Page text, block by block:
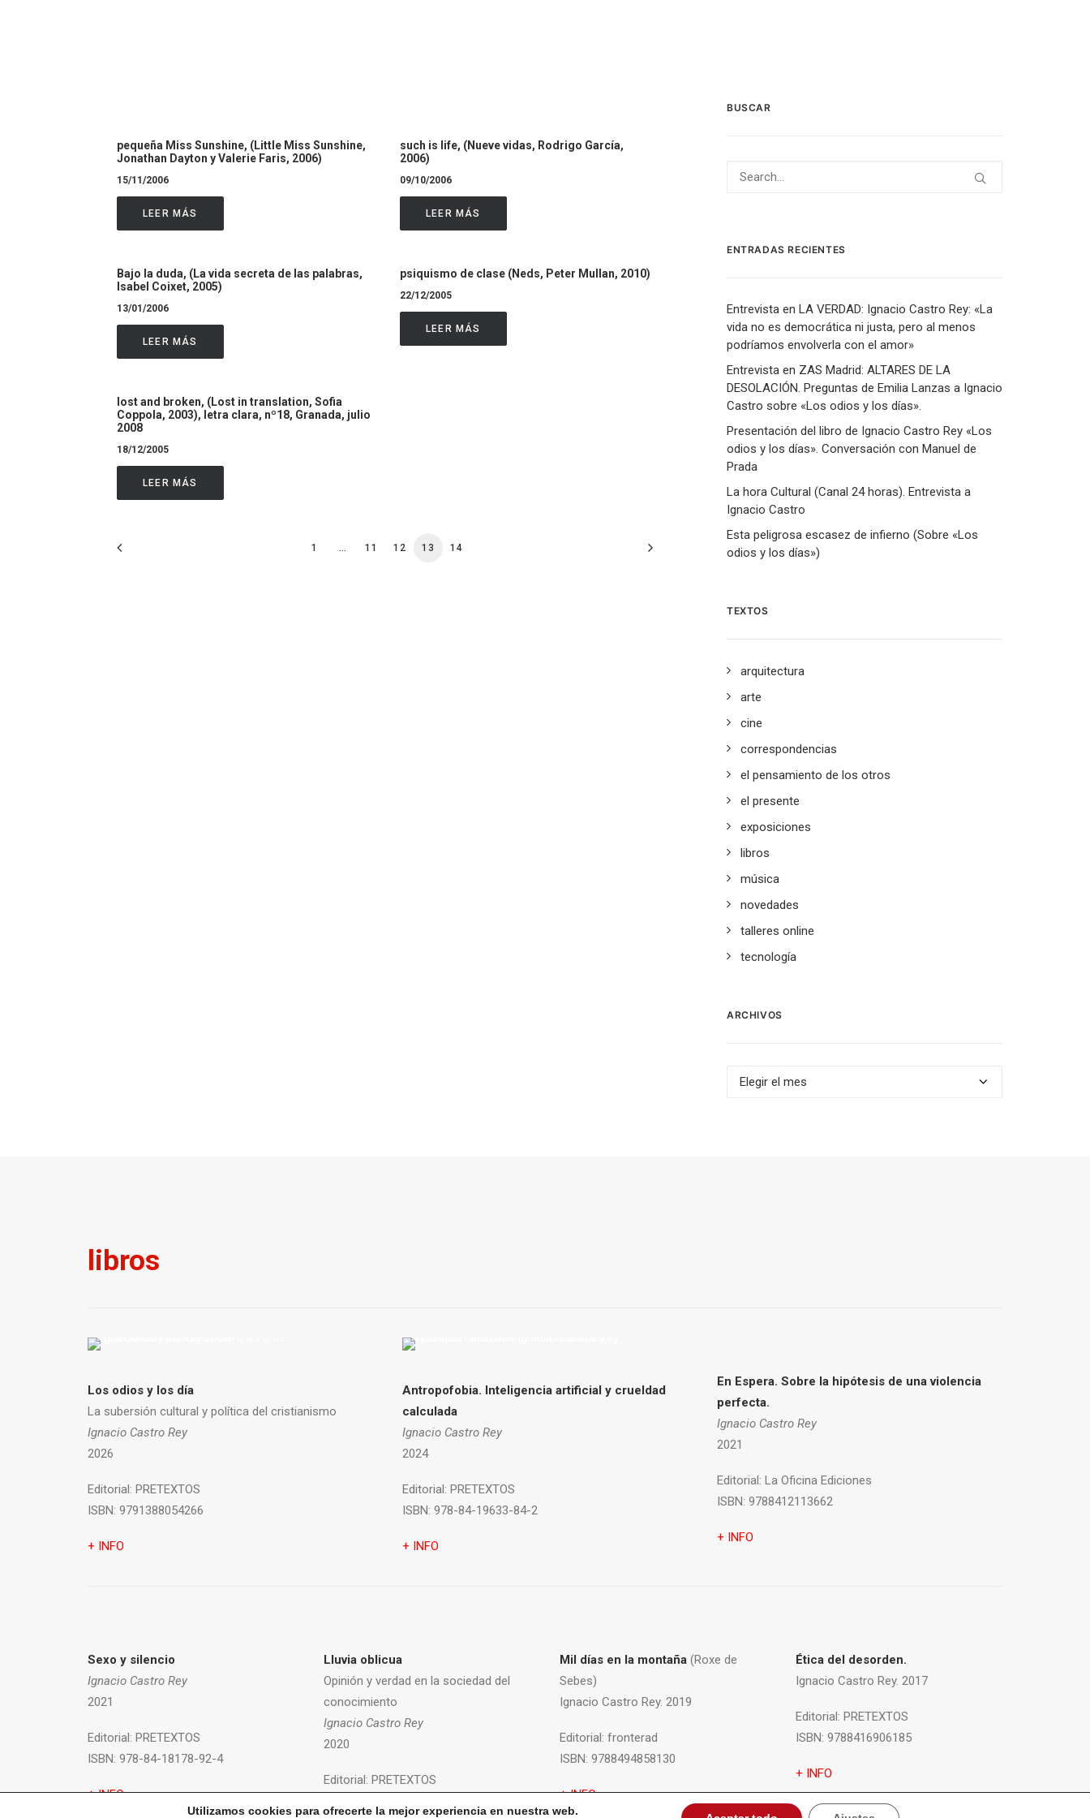
pequeña Miss Sunshine, (Little Miss Sunshine,
Jonathan Dayton y Valerie Faris, 2006)
15/11/2006
LEER MÁS
such is life, (Nueve vidas, Rodrigo García,
2006)
09/10/2006
LEER MÁS
Bajo la duda, (La vida secreta de las palabras,
Isabel Coixet, 2005)
13/01/2006
LEER MÁS
psiquismo de clase (Neds, Peter Mullan, 2010)
22/12/2005
LEER MÁS
lost and broken, (Lost in translation, Sofia
Coppola, 2003), letra clara, nº18, Granada, julio
2008
18/12/2005
LEER MÁS
1 … 11 12 13 14
BUSCAR
ENTRADAS RECIENTES
Entrevista en LA VERDAD: Ignacio Castro Rey: «La
vida no es democrática ni justa, pero al menos
podríamos envolverla con el amor»
Entrevista en ZAS Madrid: ALTARES DE LA
DESOLACIÓN. Preguntas de Emilia Lanzas a Ignacio
Castro sobre «Los odios y los días».
Presentación del libro de Ignacio Castro Rey «Los
odios y los días». Conversación con Manuel de
Prada
La hora Cultural (Canal 24 horas). Entrevista a
Ignacio Castro
Esta peligrosa escasez de infierno (Sobre «Los
odios y los días»)
TEXTOS
arquitectura
arte
cine
correspondencias
el pensamiento de los otros
el presente
exposiciones
libros
música
novedades
talleres online
tecnología
ARCHIVOS
Archivos
libros
Los odios y los día
La subersión cultural y política del cristianismo
Ignacio Castro Rey
2026
Editorial: PRETEXTOS
ISBN: 9791388054266
+ INFO
Antropofobia. Inteligencia artificial y crueldad
calculada
Ignacio Castro Rey
2024
Editorial: PRETEXTOS
ISBN: 978-84-19633-84-2
+ INFO
En Espera. Sobre la hipótesis de una violencia
perfecta.
Ignacio Castro Rey
2021
Editorial: La Oficina Ediciones
ISBN: 9788412113662
+ INFO
Sexo y silencio
Ignacio Castro Rey
2021
Editorial: PRETEXTOS
ISBN: 978-84-18178-92-4
+ INFO
Lluvia oblicua
Opinión y verdad en la sociedad del
conocimiento
Ignacio Castro Rey
2020
Editorial: PRETEXTOS
Mil días en la montaña (Roxe de
Sebes)
Ignacio Castro Rey. 2019
Editorial: fronterad
ISBN: 9788494858130
+ INFO
Ética del desorden.
Ignacio Castro Rey. 2017
Editorial: PRETEXTOS
ISBN: 9788416906185
+ INFO
Utilizamos cookies para ofrecerte la mejor experiencia en nuestra web.